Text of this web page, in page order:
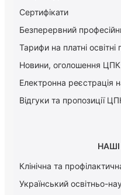
Сертифікати
Безперервний
Тарифи на платні освітні
Новини, оголошення ЦПК
Електронна реєстрація
Відгуки та пропозиції
Клінічна та
Український освітньо-